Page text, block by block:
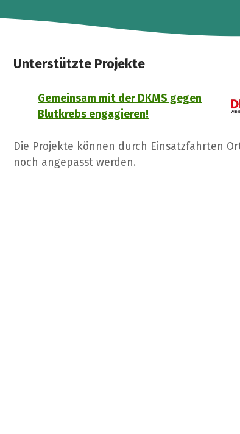
Unterstützte Projekte
Gemeinsam mit der DKMS gegen
Blutkrebs engagieren!
Die Projekte können durch Einsatzfahrten
noch angepasst werden.